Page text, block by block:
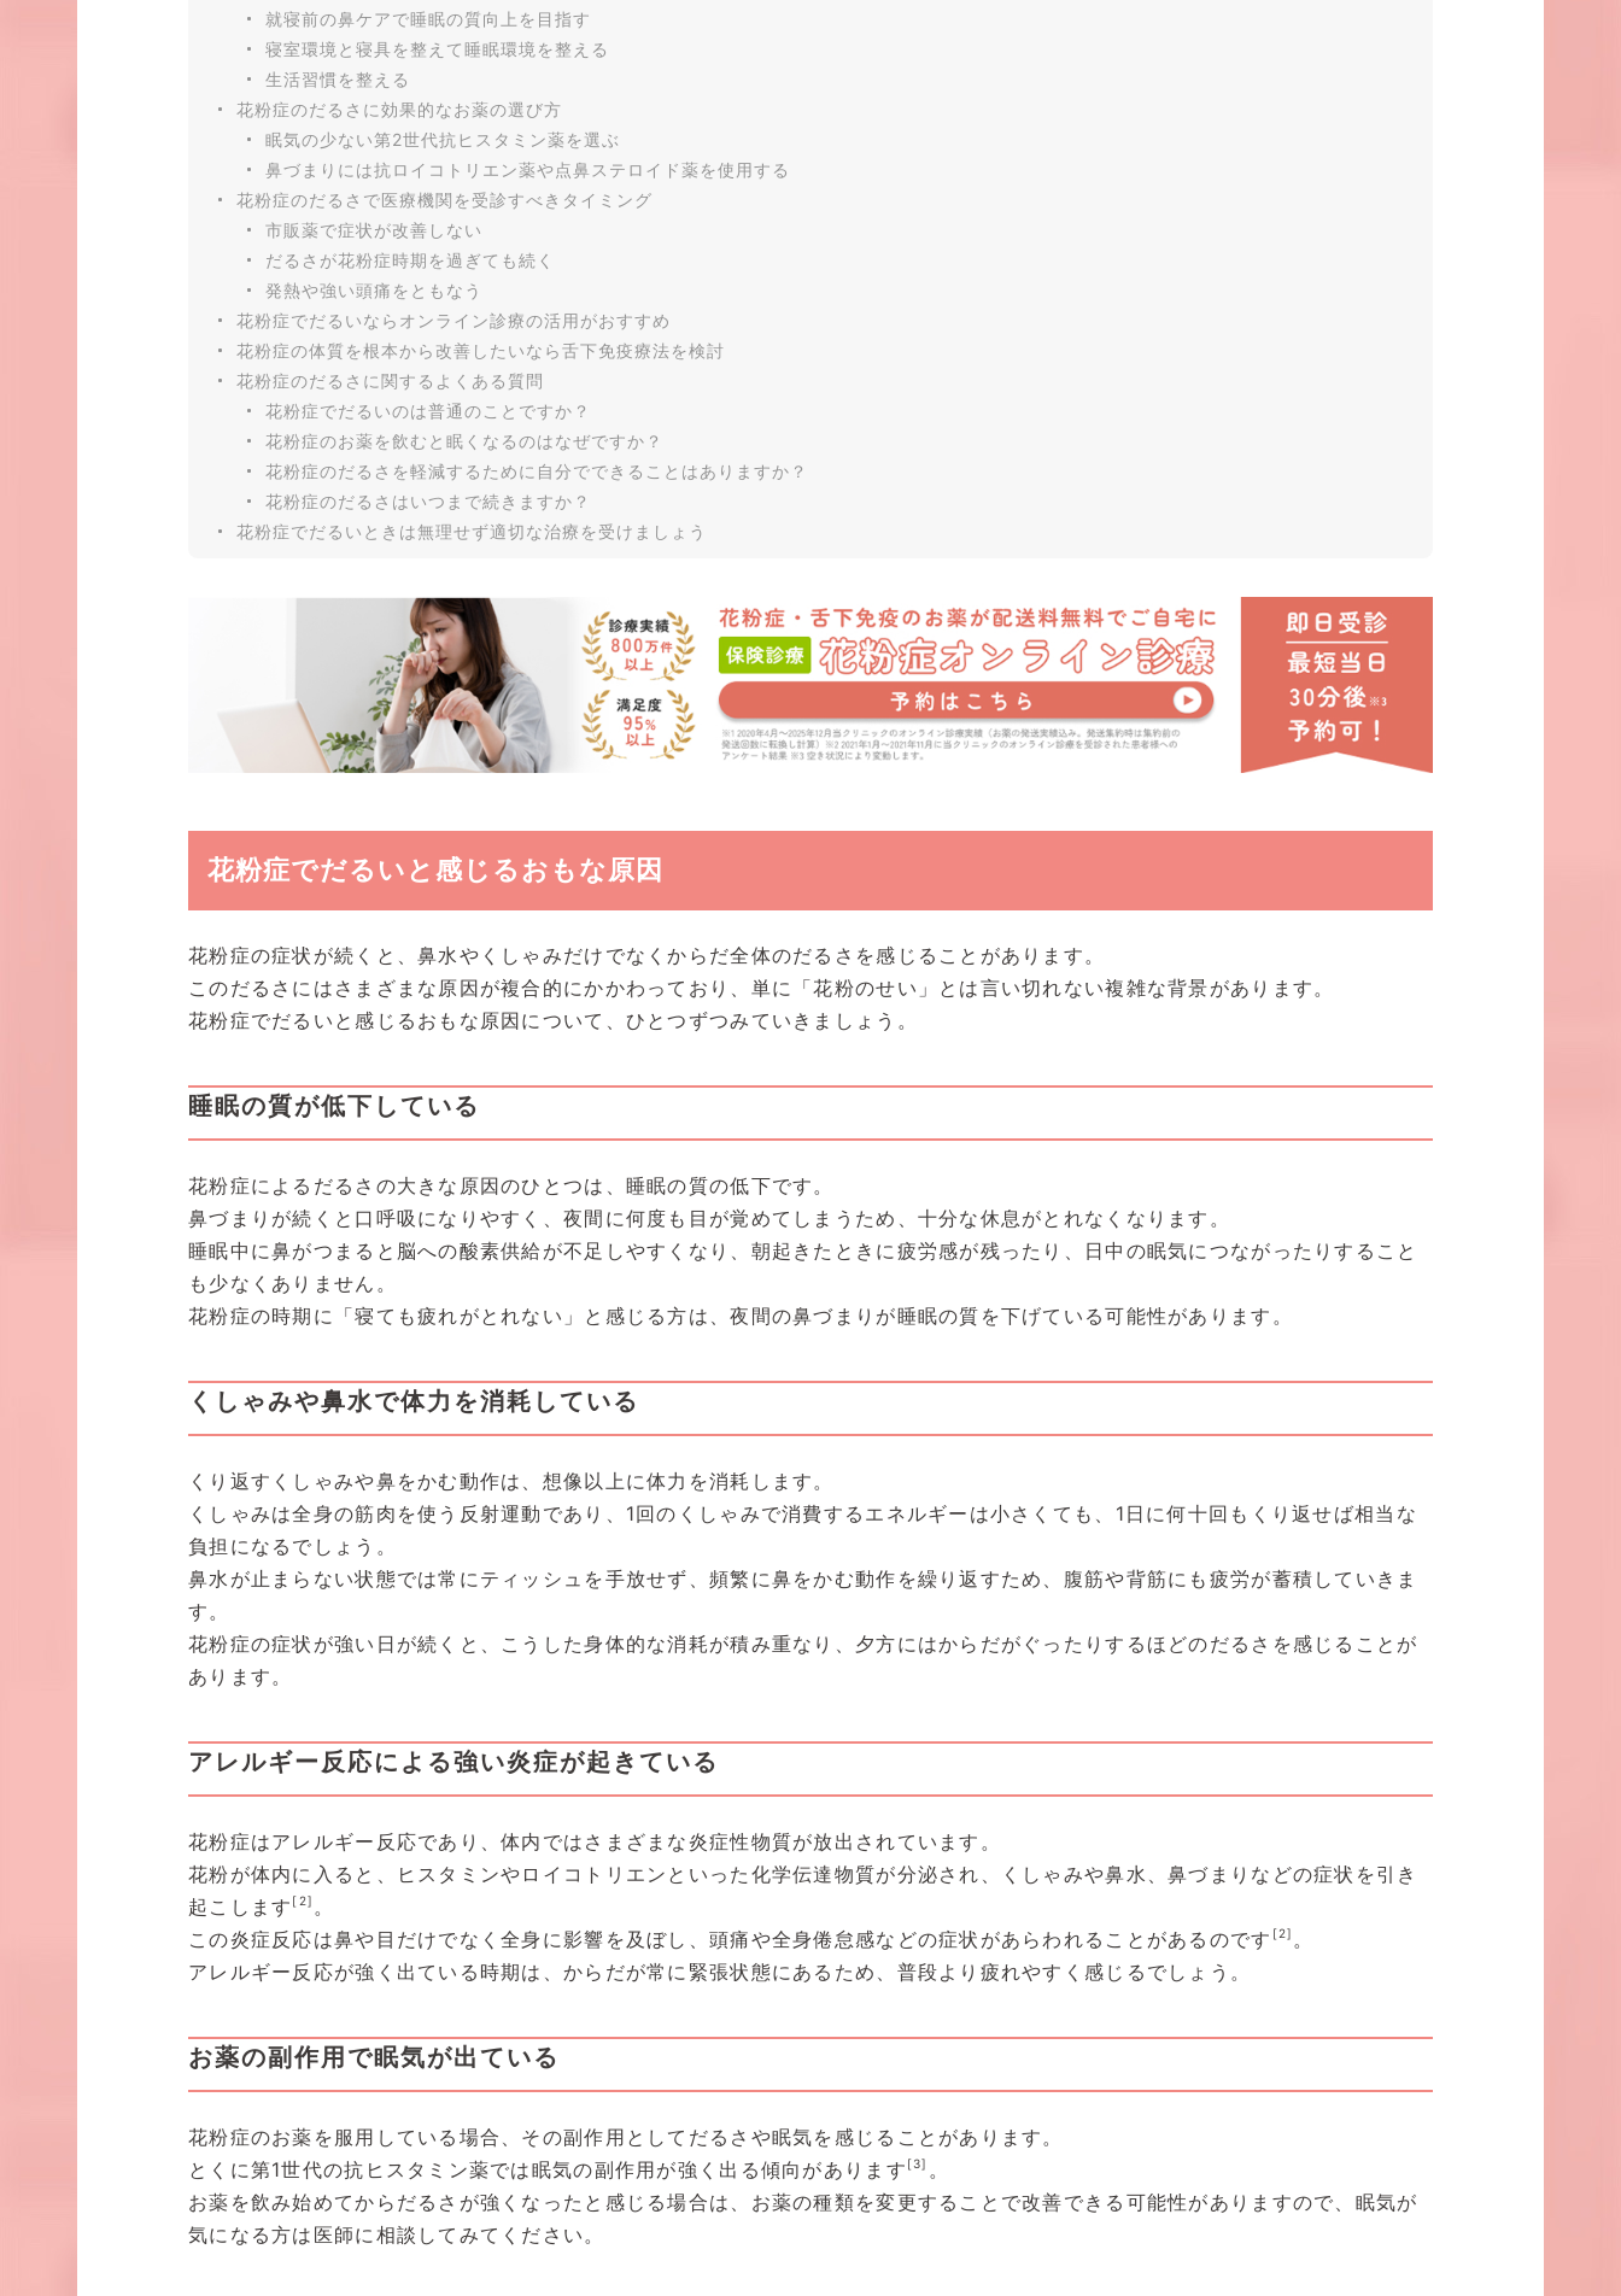
就寝前の鼻ケアで睡眠の質向上を目指す
寝室環境と寝具を整えて睡眠環境を整える
生活習慣を整える
花粉症のだるさに効果的なお薬の選び方
眠気の少ない第2世代抗ヒスタミン薬を選ぶ
鼻づまりには抗ロイコトリエン薬や点鼻ステロイド薬を使用する
花粉症のだるさで医療機関を受診すべきタイミング
市販薬で症状が改善しない
だるさが花粉症時期を過ぎても続く
発熱や強い頭痛をともなう
花粉症でだるいならオンライン診療の活用がおすすめ
花粉症の体質を根本から改善したいなら舌下免疫療法を検討
花粉症のだるさに関するよくある質問
花粉症でだるいのは普通のことですか？
花粉症のお薬を飲むと眠くなるのはなぜですか？
花粉症のだるさを軽減するために自分でできることはありますか？
花粉症のだるさはいつまで続きますか？
花粉症でだるいときは無理せず適切な治療を受けましょう
花粉症でだるいと感じるおもな原因
花粉症の症状が続くと、鼻水やくしゃみだけでなくからだ全体のだるさを感じることがあります。
このだるさにはさまざまな原因が複合的にかかわっており、単に「花粉のせい」とは言い切れない複雑な背景があります。
花粉症でだるいと感じるおもな原因について、ひとつずつみていきましょう。
睡眠の質が低下している
花粉症によるだるさの大きな原因のひとつは、睡眠の質の低下です。
鼻づまりが続くと口呼吸になりやすく、夜間に何度も目が覚めてしまうため、十分な休息がとれなくなります。
睡眠中に鼻がつまると脳への酸素供給が不足しやすくなり、朝起きたときに疲労感が残ったり、日中の眠気につながったりすること
も少なくありません。
花粉症の時期に「寝ても疲れがとれない」と感じる方は、夜間の鼻づまりが睡眠の質を下げている可能性があります。
くしゃみや鼻水で体力を消耗している
くり返すくしゃみや鼻をかむ動作は、想像以上に体力を消耗します。
くしゃみは全身の筋肉を使う反射運動であり、1回のくしゃみで消費するエネルギーは小さくても、1日に何十回もくり返せば相当な
負担になるでしょう。
鼻水が止まらない状態では常にティッシュを手放せず、頻繁に鼻をかむ動作を繰り返すため、腹筋や背筋にも疲労が蓄積していきま
す。
花粉症の症状が強い日が続くと、こうした身体的な消耗が積み重なり、夕方にはからだがぐったりするほどのだるさを感じることが
あります。
アレルギー反応による強い炎症が起きている
花粉症はアレルギー反応であり、体内ではさまざまな炎症性物質が放出されています。
花粉が体内に入ると、ヒスタミンやロイコトリエンといった化学伝達物質が分泌され、くしゃみや鼻水、鼻づまりなどの症状を引き
起こします [2] 。
この炎症反応は鼻や目だけでなく全身に影響を及ぼし、頭痛や全身倦怠感などの症状があらわれることがあるのです [2] 。
アレルギー反応が強く出ている時期は、からだが常に緊張状態にあるため、普段より疲れやすく感じるでしょう。
お薬の副作用で眠気が出ている
花粉症のお薬を服用している場合、その副作用としてだるさや眠気を感じることがあります。
とくに第1世代の抗ヒスタミン薬では眠気の副作用が強く出る傾向があります [3] 。
お薬を飲み始めてからだるさが強くなったと感じる場合は、お薬の種類を変更することで改善できる可能性がありますので、眠気が
気になる方は医師に相談してみてください。